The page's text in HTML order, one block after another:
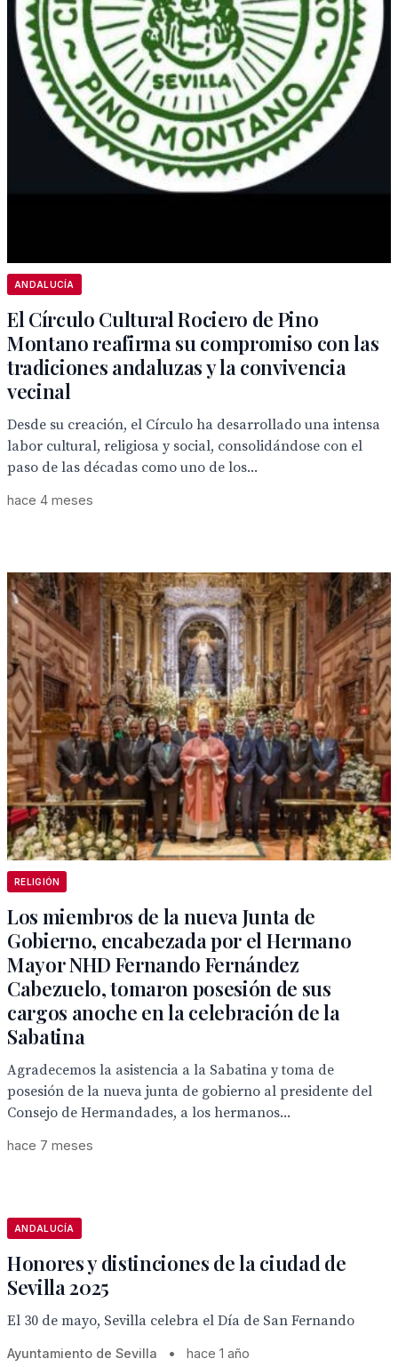
ANDALUCÍA
El Círculo Cultural Rociero de Pino
Montano reafirma su compromiso con las
tradiciones andaluzas y la convivencia
vecinal
Desde su creación, el Círculo ha desarrollado una intensa
labor cultural, religiosa y social, consolidándose con el
paso de las décadas como uno de los...
hace 4 meses
RELIGIÓN
Los miembros de la nueva Junta de
Gobierno, encabezada por el Hermano
Mayor NHD Fernando Fernández
Cabezuelo, tomaron posesión de sus
cargos anoche en la celebración de la
Sabatina
Agradecemos la asistencia a la Sabatina y toma de
posesión de la nueva junta de gobierno al presidente del
Consejo de Hermandades, a los hermanos...
hace 7 meses
ANDALUCÍA
Honores y distinciones de la ciudad de
Sevilla 2025
El 30 de mayo, Sevilla celebra el Día de San Fernando
Ayuntamiento de Sevilla • hace 1 año